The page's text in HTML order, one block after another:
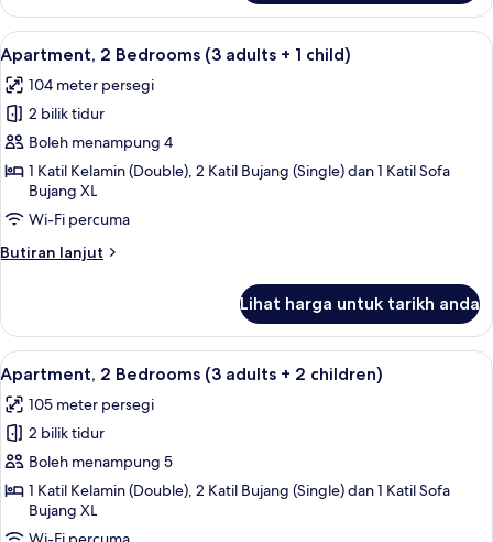
2
Bedrooms
(3
adults)
Lihat
semua
foto
untuk
Apartment,
2
Bedrooms
(3
adults
child)
2 bilik tidur, peti besi dalam bilik,
11
Apartment, 2 Bedrooms (3 adults + 1 child)
104 meter persegi
2 bilik tidur
Boleh menampung 4
1 Katil Kelamin (Double), 2 Katil Bujang (Single) dan 1 Katil Sofa
Bujang XL
Wi-Fi percuma
Butiran lanjut
Butiran
2
Bedrooms
(3
adults
+
child)
Lihat harga untuk tarikh anda
Lihat
semua
foto
untuk
Apartment,
2
Bedrooms
2 bilik tidur, peti besi dalam bilik,
11
Apartment, 2 Bedrooms (3 adults + 2 children)
105 meter persegi
2 bilik tidur
Boleh menampung 5
1 Katil Kelamin (Double), 2 Katil Bujang (Single) dan 1 Katil Sofa
Bujang XL